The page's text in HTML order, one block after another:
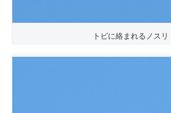
トビに絡まれるノスリ